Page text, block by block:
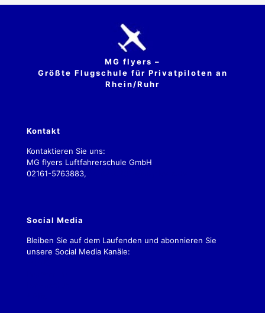
MG flyers –
Größte Flugschule für Privatpiloten an
Rhein/Ruhr
Kontakt
Kontaktieren Sie uns:
MG flyers Luftfahrerschule GmbH
02161-5763883,
Social Media
Bleiben Sie auf dem Laufenden und abonnieren Sie
unsere Social Media Kanäle: